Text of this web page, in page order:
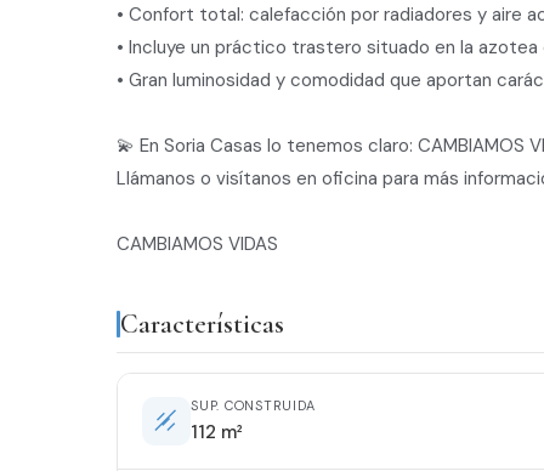
• Confort total: calefacción por radiadores y aire
• Incluye un práctico trastero situado en la
• Gran luminosidad y comodidad que aportan
💫 En Soria Casas lo tenemos claro: CAMBIAMOS
Llámanos o visítanos en oficina para más
CAMBIAMOS VIDAS
Características
SUP. CONSTRUIDA
112 m²